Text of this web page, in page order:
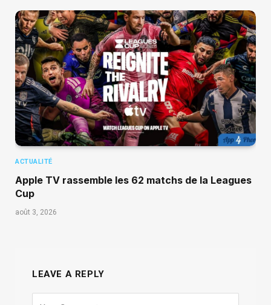
ACTUALITÉ
Apple TV rassemble les 62 matchs de la Leagues
Cup
août 3, 2026
LEAVE A REPLY